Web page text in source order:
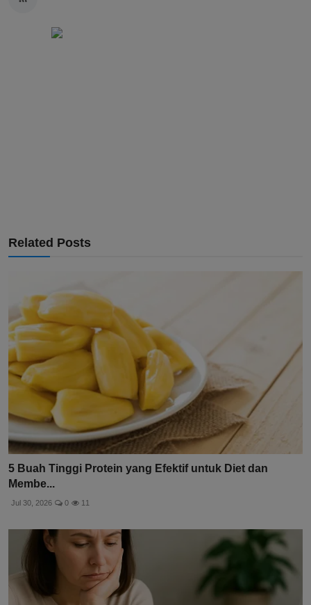
Related Posts
5 Buah Tinggi Protein yang Efektif untuk Diet dan
Membe...
Jul 30, 2026 0 11